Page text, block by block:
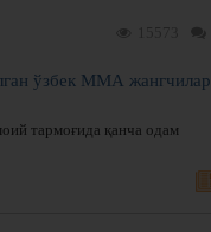
ўзбек ММА
тармоғида қанча одам